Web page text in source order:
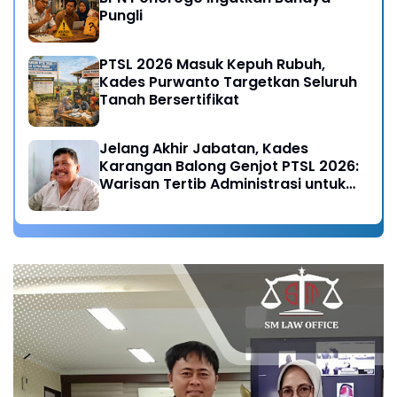
Pungli
PTSL 2026 Masuk Kepuh Rubuh,
Kades Purwanto Targetkan Seluruh
Tanah Bersertifikat
Jelang Akhir Jabatan, Kades
Karangan Balong Genjot PTSL 2026:
Warisan Tertib Administrasi untuk